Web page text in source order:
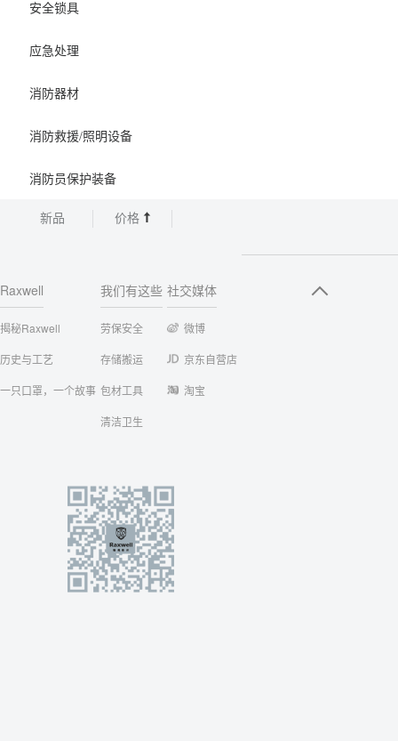
安全锁具
应急处理
消防器材
消防救援/照明设备
消防员保护装备
新品 价格
Raxwell
揭秘Raxwell
历史与工艺
一只口罩，一个故事
我们有这些
劳保安全
存储搬运
包材工具
清洁卫生
社交媒体
微博
京东自营店
淘宝